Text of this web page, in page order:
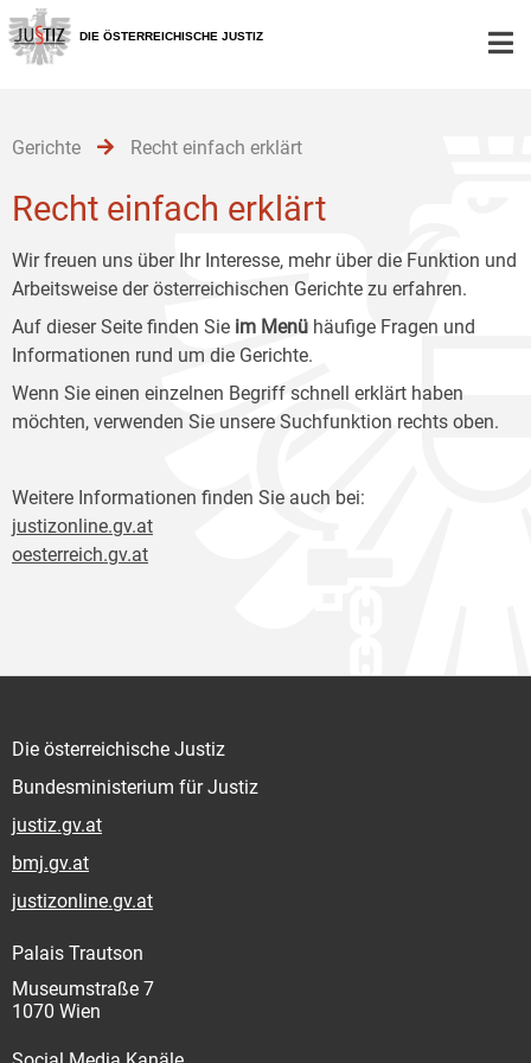
Zur
Hauptnavigation
[1]
Zum
Inhalt
[2]
Zum
Untermenü
[3]
DIE ÖSTERREICHISCHE JUSTIZ
Gerichte Recht einfach erklärt
Recht einfach erklärt
Wir freuen uns über Ihr Interesse, mehr über die Funktion und
Arbeitsweise der österreichischen Gerichte zu erfahren.
Auf dieser Seite finden Sie im Menü häufige Fragen und
Informationen rund um die Gerichte.
Wenn Sie einen einzelnen Begriff schnell erklärt haben
möchten, verwenden Sie unsere Suchfunktion rechts oben.
Weitere Informationen finden Sie auch bei:
justizonline.gv.at
oesterreich.gv.at
Die österreichische Justiz
Bundesministerium für Justiz
justiz.gv.at
bmj.gv.at
justizonline.gv.at
Palais Trautson
Museumstraße 7
1070 Wien